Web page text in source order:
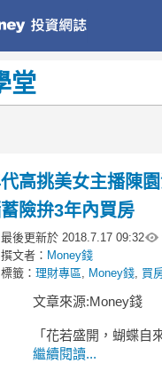
堂
高挑美女主播陳
險拚3年內買房
最後更新於 2018.7.17 09:32
撰文者： Money錢
標籤： 理財專區, Money錢, 買
文章來源:Money錢
「花若盛開，蝴蝶自
你若精采，天自安排。
繼續閱讀...